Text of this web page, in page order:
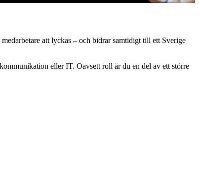
att lyckas – och bidrar samtidigt till ett Sverige
eller IT. Oavsett roll är du en del av ett större